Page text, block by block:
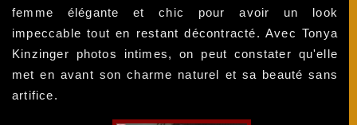
femme élégante et chic pour avoir un look
impeccable tout en restant décontracté. Avec Tonya
Kinzinger photos intimes, on peut constater qu'elle
met en avant son charme naturel et sa beauté sans
artifice.